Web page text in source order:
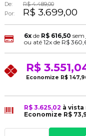
De:
R$ 4.489,00
Por:
R$ 3.699,00
6xde R$ 616,50 sem
ou até 12xde R$
R$
Economize R$
R$ 3.625,02 à
Economize R$